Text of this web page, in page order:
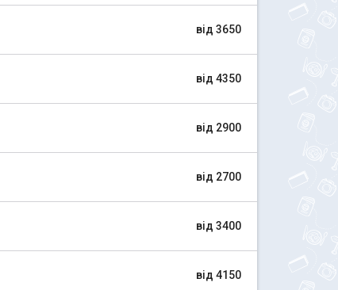
від 3650
від 4350
від 2900
від 2700
від 3400
від 4150